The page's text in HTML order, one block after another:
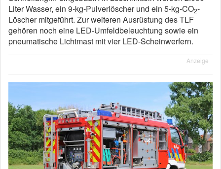
Liter Wasser, ein 9-kg-Pulverlöscher und ein 5-kg-CO2-
Löscher mitgeführt. Zur weiteren Ausrüstung des TLF
gehören noch eine LED-Umfeldbeleuchtung sowie ein
pneumatische Lichtmast mit vier LED-Scheinwerfern.
Anzeige